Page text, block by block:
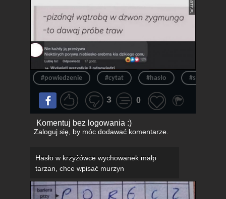
#powiedzenie #cytat #hasło #slang
3 0
Komentuj bez logowania :)
Zaloguj się, by móc dodawać komentarze.
Hasło w krzyżówce wychowanek małp
tarzan, chce wpisać murzyn